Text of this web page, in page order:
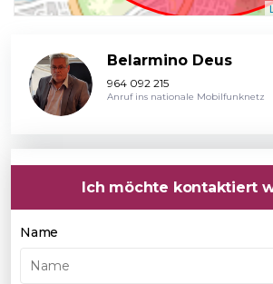
Belarmino Deus
964 092 215
Anruf ins nationale Mobilfunknetz
Ich möchte kontaktiert
Name